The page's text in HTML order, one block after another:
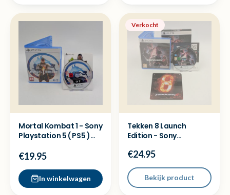
Mortal Kombat 1 - Sony
Playstation 5 ( PS5 )
€19.95
In winkelwagen
Verkocht
Tekken 8 Launch
Edition - Sony
Game
€24.95
Bekijk product